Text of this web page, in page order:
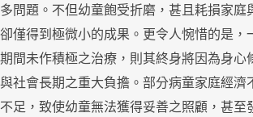
多問題。不但幼童飽受折磨，甚且耗損家庭
卻僅得到極微小的成果。更令人惋惜的是，
期間未作積極之治療，則其終身將因為身心
與社會長期之重大負擔。部分病童家庭經濟
不足，致使幼童無法獲得妥善之照顧，甚至